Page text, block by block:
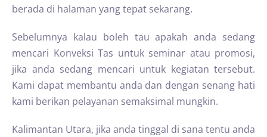
berada di halaman yang tepat sekarang.
Sebelumnya kalau boleh tau apakah anda sedang
mencari Konveksi Tas untuk seminar atau promosi,
jika anda sedang mencari untuk kegiatan tersebut.
Kami dapat membantu anda dan dengan senang hati
kami berikan pelayanan semaksimal mungkin.
Kalimantan Utara, jika anda tinggal di sana tentu anda